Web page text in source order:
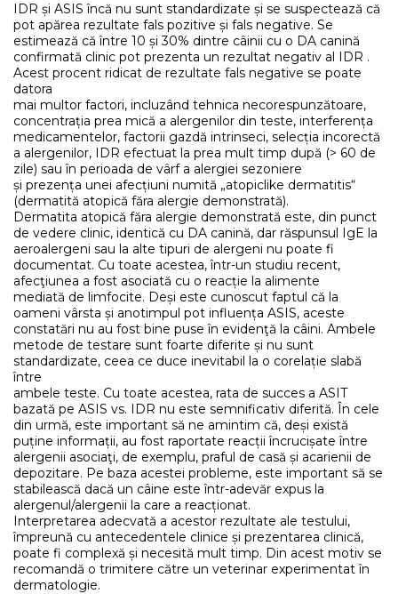
IDR și ASIS încă nu sunt standardizate și se suspectează că
pot apărea rezultate fals pozitive și fals negative. Se
estimează că între 10 și 30% dintre câinii cu o DA canină
confirmată clinic pot prezenta un rezultat negativ al IDR .
Acest procent ridicat de rezultate fals negative se poate
datora
mai multor factori, incluzând tehnica necorespunzătoare,
concentrația prea mică a alergenilor din teste, interferența
medicamentelor, factorii gazdă intrinseci, selecția incorectă
a alergenilor, IDR efectuat la prea mult timp după (> 60 de
zile) sau în perioada de vârf a alergiei sezoniere
și prezența unei afecțiuni numită „atopiclike dermatitis“
(dermatită atopică făra alergie demonstrată).
Dermatita atopică făra alergie demonstrată este, din punct
de vedere clinic, identică cu DA canină, dar răspunsul IgE la
aeroalergeni sau la alte tipuri de alergeni nu poate fi
documentat. Cu toate acestea, într-un studiu recent,
afecţiunea a fost asociată cu o reacție la alimente
mediată de limfocite. Deși este cunoscut faptul că la
oameni vârsta și anotimpul pot influența ASIS, aceste
constatări nu au fost bine puse în evidenţă la câini. Ambele
metode de testare sunt foarte diferite și nu sunt
standardizate, ceea ce duce inevitabil la o corelație slabă
între
ambele teste. Cu toate acestea, rata de succes a ASIT
bazată pe ASIS vs. IDR nu este semnificativ diferită. În cele
din urmă, este important să ne amintim că, deși există
puține informații, au fost raportate reacții încrucișate între
alergenii asociaţi, de exemplu, praful de casă și acarienii de
depozitare. Pe baza acestei probleme, este important să se
stabilească dacă un câine este într-adevăr expus la
alergenul/alergenii la care a reacționat.
Interpretarea adecvată a acestor rezultate ale testului,
împreună cu antecedentele clinice și prezentarea clinică,
poate fi complexă și necesită mult timp. Din acest motiv se
recomandă o trimitere către un veterinar experimentat în
dermatologie.